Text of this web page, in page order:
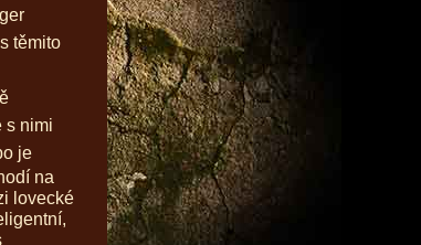
těmito
s nimi
je
na
lovecké